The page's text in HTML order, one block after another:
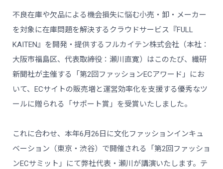
不良在庫や欠品による機会損失に悩む小売・卸・メーカー
を対象に在庫問題を解決するクラウドサービス『FULL
KAITEN』を開発・提供するフルカイテン株式会社（本社：
大阪市福島区、代表取締役：瀬川直寛）はこのたび、繊研
新聞社が主催する「第2回ファッションECアワード」にお
いて、ECサイトの販売増と運営効率化を支援する優秀なツ
ールに贈られる「サポート賞」を受賞いたしました。
これに合わせ、本年6月26日に文化ファッションインキュ
ベーション（東京・渋谷）で開催される「第2回ファッショ
ンECサミット」にて弊社代表・瀬川が講演いたします。テ